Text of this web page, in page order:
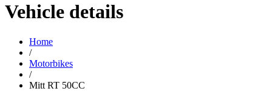
Vehicle details
Home
/
Motorbikes
/
Mitt RT 50CC